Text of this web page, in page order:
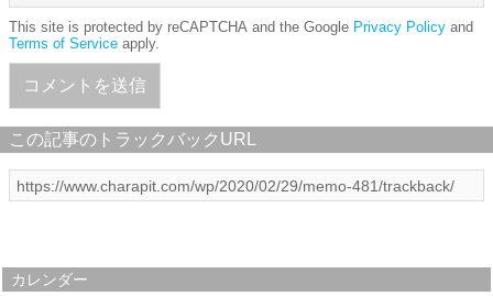
This site is protected by reCAPTCHA and the Google Privacy Policy and
Terms of Service apply.
この記事のトラックバックURL
カレンダー